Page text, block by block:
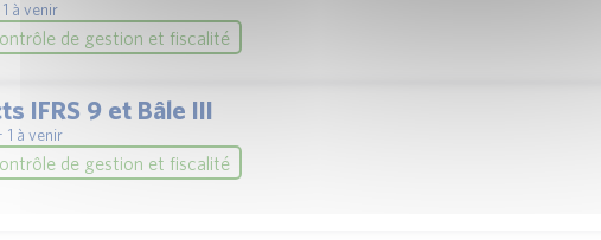
à venir
de gestion et fiscalité
IFRS 9 et Bâle III
1 à venir
de gestion et fiscalité